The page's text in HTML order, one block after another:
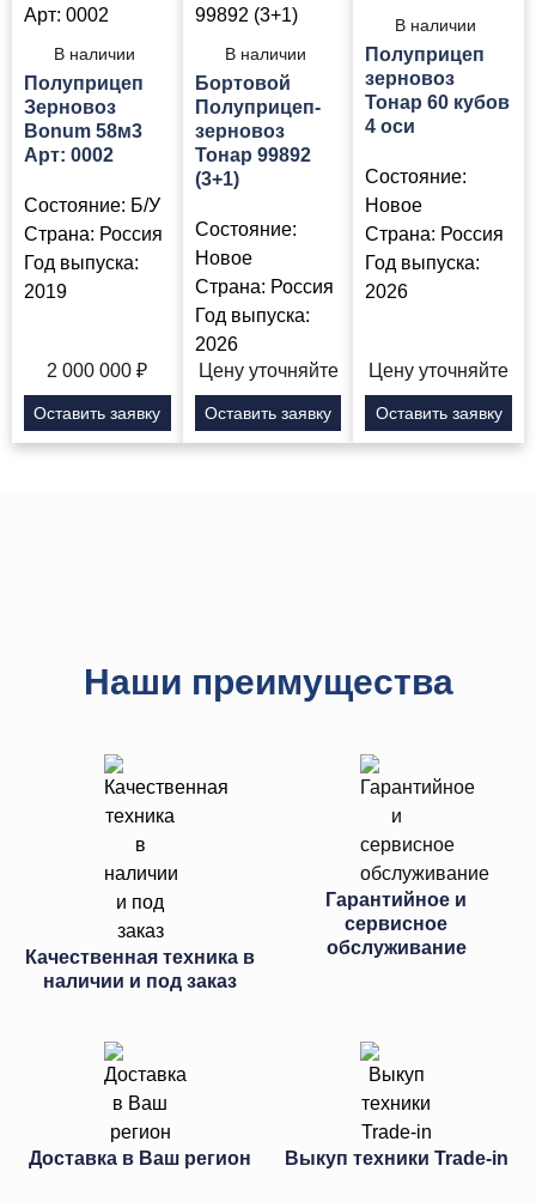
В наличии
Полуприцеп
Зерновоз
Bonum 58м3
Арт: 0002
Состояние: Б/У
Страна: Россия
Год выпуска:
2019
2 000 000 ₽
Оставить заявку
В наличии
Бортовой
Полуприцеп-
зерновоз
Тонар 99892
(3+1)
Состояние:
Новое
Страна: Россия
Год выпуска:
2026
Цену уточняйте
Оставить заявку
В наличии
Полуприцеп
зерновоз
Тонар 60 кубов
4 оси
Состояние:
Новое
Страна: Россия
Год выпуска:
2026
Цену уточняйте
Оставить заявку
Наши преимущества
Качественная техника в
наличии и под заказ
Гарантийное и
сервисное
обслуживание
Доставка в Ваш регион Выкуп техники Trade-in